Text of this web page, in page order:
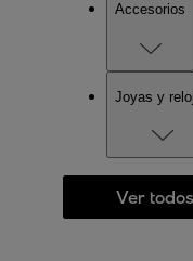
Accesorios
Joyas y
Ver